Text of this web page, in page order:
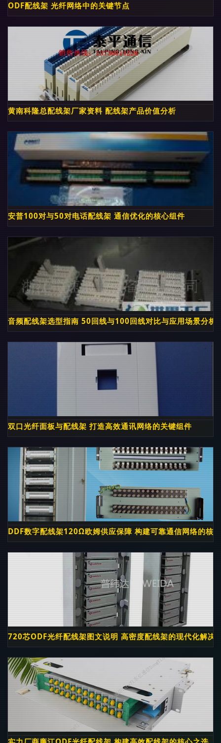
ODF配线架 光纤网络中的关键节点
黄南科隆总配线架厂家资料 配线架产品价值分析
安普100对与50对电话配线架 通信优化的核心组件
音频配线架选型指南 50回线与100回线对比与应用场景分析
双口光纤面板与配线架 打造高效通讯网络的关键组件
DDF数字配线架120Ω欧姆供应保障 构建可靠通信网络的核
720芯ODF光纤配线架图文说明 高密度配线架的现代化解决